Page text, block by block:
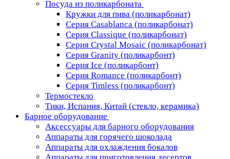
Посуда из поликарбоната
Кружки для пива (поликарбонат)
Серия Casablanсa (поликарбонат)
Серия Classique (поликарбонат)
Серия Crystal Mosaic (поликарбонат)
Серия Granity (поликарбонт)
Серия Ice (поликарбонт)
Серия Romance (поликарбонт)
Серия Timless (поликарбонт)
Термостекло
Тики, Испания, Китай (стекло, керамика)
Барное оборудование
Аксессуары для барного оборудования
Аппараты для горячего шоколада
Аппараты для охлаждения бокалов